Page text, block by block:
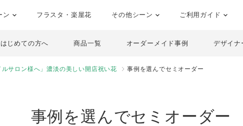
ン フラスタ・楽屋花 その他シーン ご利用ガイド
はじめての方へ 商品一覧 オーダーメイド事例 デザイナ
ルサロン様へ」濃淡の美しい開店祝い花 事例を選んでセミオーダー
事例を選んでセミオーダー